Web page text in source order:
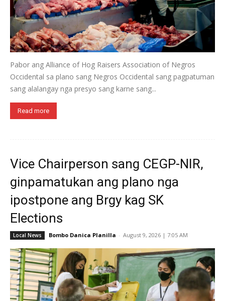
Pabor ang Alliance of Hog Raisers Association of Negros
Occidental sa plano sang Negros Occidental sang pagpatuman
sang alalangay nga presyo sang karne sang...
Read more
Vice Chairperson sang CEGP-NIR,
ginpamatukan ang plano nga
ipostpone ang Brgy kag SK
Elections
Local News Bombo Danica Planilla - August 9, 2026 | 7:05 AM